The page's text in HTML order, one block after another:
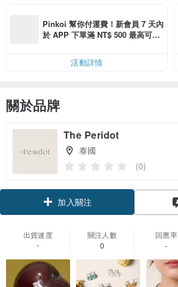
Pinkoi 幫你付運費！新會員 7 天內
於 APP 下單滿 NT$ 500 最高可折
活動詳情
關於品牌
The Peridot
泰國
(0)
加入關注
出貨速度
-
關注人數
0
回應率
-